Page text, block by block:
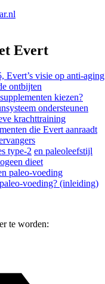
Evert
Evert’s visie op anti-aging
ontbijten
kiezen?
ondersteunen
krachttraining
die Evert aanraadt
type-2 en paleoleefstijl
dieet
paleo-voeding
voeding? (inleiding)
te worden: